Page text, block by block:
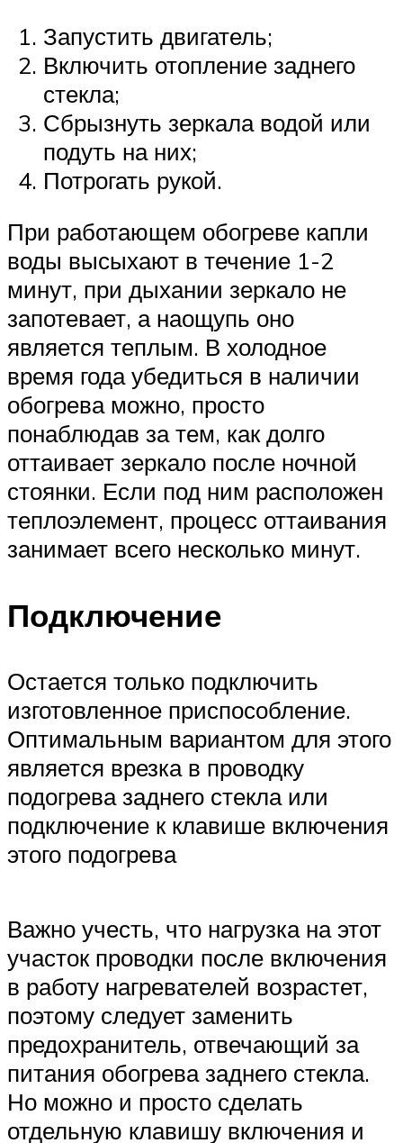
Запустить двигатель;
Включить отопление заднего
стекла;
Сбрызнуть зеркала водой или
подуть на них;
Потрогать рукой.
При работающем обогреве капли
воды высыхают в течение 1-2
минут, при дыхании зеркало не
запотевает, а наощупь оно
является теплым. В холодное
время года убедиться в наличии
обогрева можно, просто
понаблюдав за тем, как долго
оттаивает зеркало после ночной
стоянки. Если под ним расположен
теплоэлемент, процесс оттаивания
занимает всего несколько минут.
Подключение
Остается только подключить
изготовленное приспособление.
Оптимальным вариантом для этого
является врезка в проводку
подогрева заднего стекла или
подключение к клавише включения
этого подогрева
Важно учесть, что нагрузка на этот
участок проводки после включения
в работу нагревателей возрастет,
поэтому следует заменить
предохранитель, отвечающий за
питания обогрева заднего стекла.
Но можно и просто сделать
отдельную клавишу включения и